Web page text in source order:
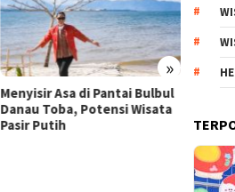
»
Menyisir Asa di Pantai Bulbul
Danau Toba, Potensi Wisata
Pasir Putih